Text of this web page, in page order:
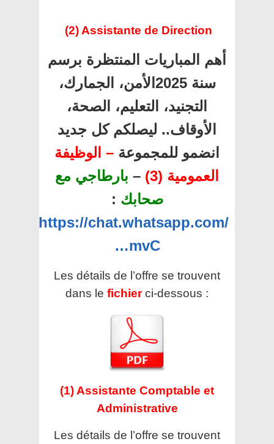
(2) Assistante de Direction
أهم المباريات المنتظرة برسم
سنة 2025الأمن، الجمارك،
التجنيد، التعليم، الصحة،
الأوقاف.. ليصلكم كل جديد
انضمو للمجموعة – الوظيفة
العمومية (3)
– بارطاجي مع
صحابك :
https://chat.whatsapp.com/
…mvC
Les détails de l’offre se trouvent
dans le fichier ci-dessous :
(1) Assistante Comptable et
Administrative
Les détails de l’offre se trouvent